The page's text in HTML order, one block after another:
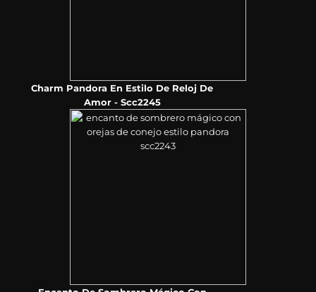
Charm Pandora En Estilo De Reloj De
Amor - Scc2245